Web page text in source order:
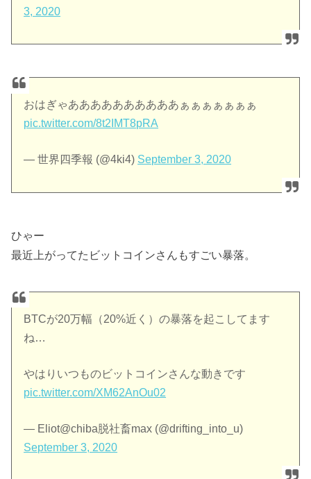
3, 2020
おはぎゃああああああああああぁぁぁぁぁぁぁ
pic.twitter.com/8t2IMT8pRA
— 世界四季報 (@4ki4) September 3, 2020
ひゃー
最近上がってたビットコインさんもすごい暴落。
BTCが20万幅（20%近く）の暴落を起こしてます
ね…
やはりいつものビットコインさんな動きです
pic.twitter.com/XM62AnOu02
— Eliot@chiba脱社畜max (@drifting_into_u)
September 3, 2020